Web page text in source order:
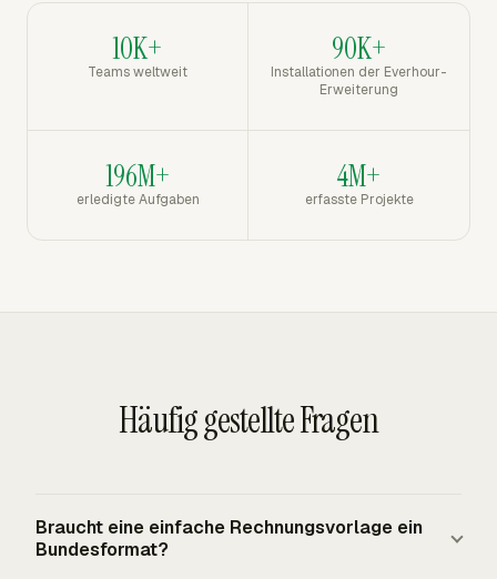
10K+
Teams weltweit
90K+
Installationen der Everhour-
Erweiterung
196M+
erledigte Aufgaben
4M+
erfasste Projekte
Häufig gestellte Fragen
Braucht eine einfache Rechnungsvorlage ein
Bundesformat?